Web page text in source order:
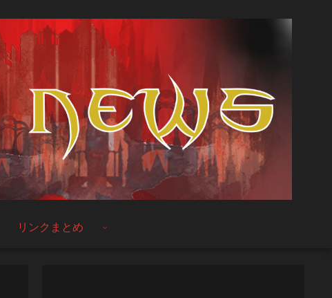
リンクまとめ